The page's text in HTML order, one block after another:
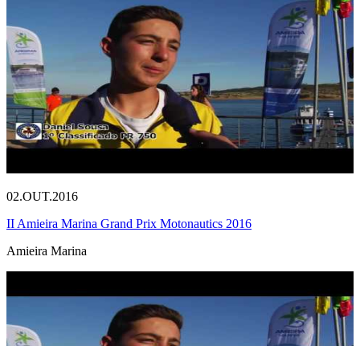
02.OUT.2016
II Amieira Marina Grand Prix Motonautics 2016
Amieira Marina